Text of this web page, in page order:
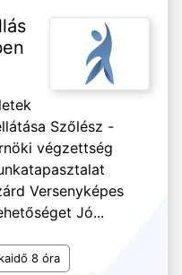
Szőlész -
végzettség
Versenyképes
Jó...
8 óra